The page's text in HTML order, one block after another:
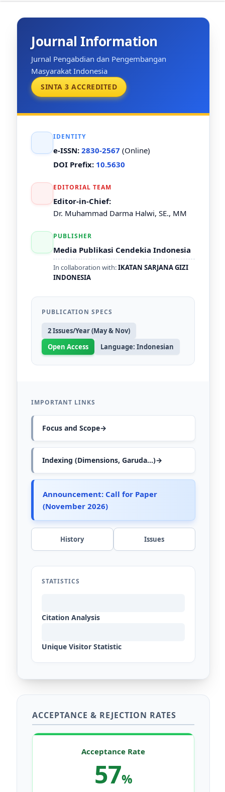
Journal Information
Jurnal Pengabdian dan Pengembangan
Masyarakat Indonesia
SINTA 3 ACCREDITED
IDENTITY
e-ISSN: 2830-2567 (Online)
DOI Prefix: 10.5630
EDITORIAL TEAM
Editor-in-Chief:
Dr. Muhammad Darma Halwi, SE., MM
PUBLISHER
Media Publikasi Cendekia Indonesia
In collaboration with:IKATAN SARJANA GIZI
INDONESIA
PUBLICATION SPECS
2 Issues/Year (May & Nov)
Open Access
Language: Indonesian
IMPORTANT LINKS
Focus and Scope→
Indexing (Dimensions, Garuda...)→
Announcement: Call for Paper
(November 2026)
History Issues
STATISTICS
Citation Analysis
Unique Visitor Statistic
ACCEPTANCE & REJECTION RATES
Acceptance Rate
57%